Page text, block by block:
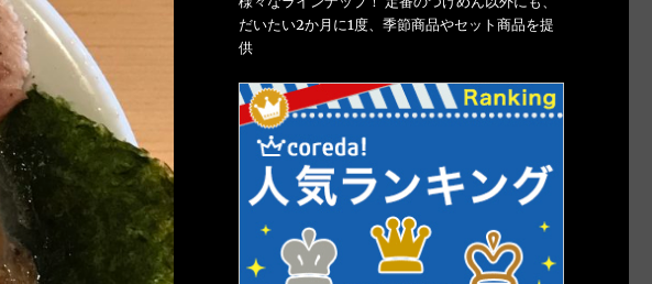
だいたい2か月に1度、季節商品やセット商品を提
供